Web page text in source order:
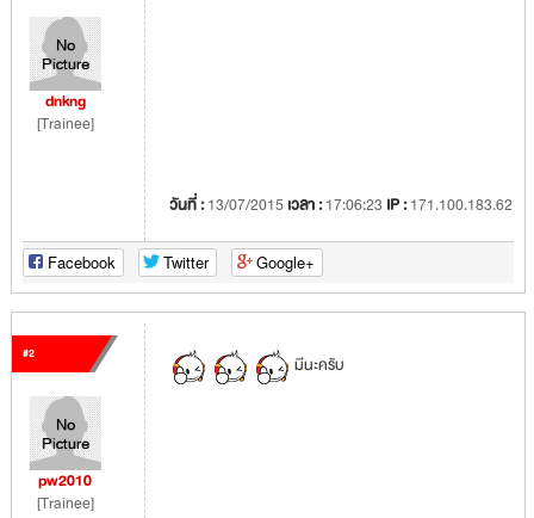
dnkng
[Trainee]
วันที่ :13/07/2015เวลา :17:06:23IP :171.100.183.62
Facebook Twitter Google+
#2
pw2010
[Trainee]
มีนะครับ